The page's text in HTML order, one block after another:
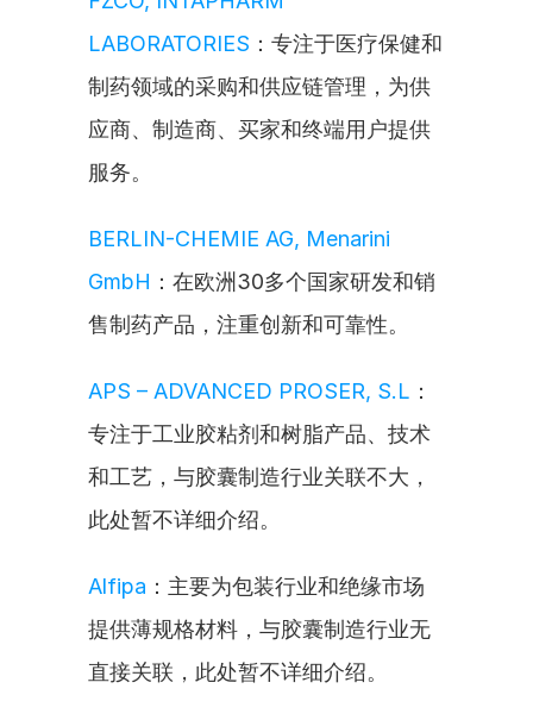
LABORATORIES ：专注于医疗保健和
制药领域的采购和供应链管理，为供
应商、制造商、买家和终端用户提供
服务。
BERLIN-CHEMIE AG, Menarini
GmbH ：在欧洲30多个国家研发和销
售制药产品，注重创新和可靠性。
APS – ADVANCED PROSER, S.L ：
专注于工业胶粘剂和树脂产品、技术
和工艺，与胶囊制造行业关联不大，
此处暂不详细介绍。
Alfipa ：主要为包装行业和绝缘市场
提供薄规格材料，与胶囊制造行业无
直接关联，此处暂不详细介绍。